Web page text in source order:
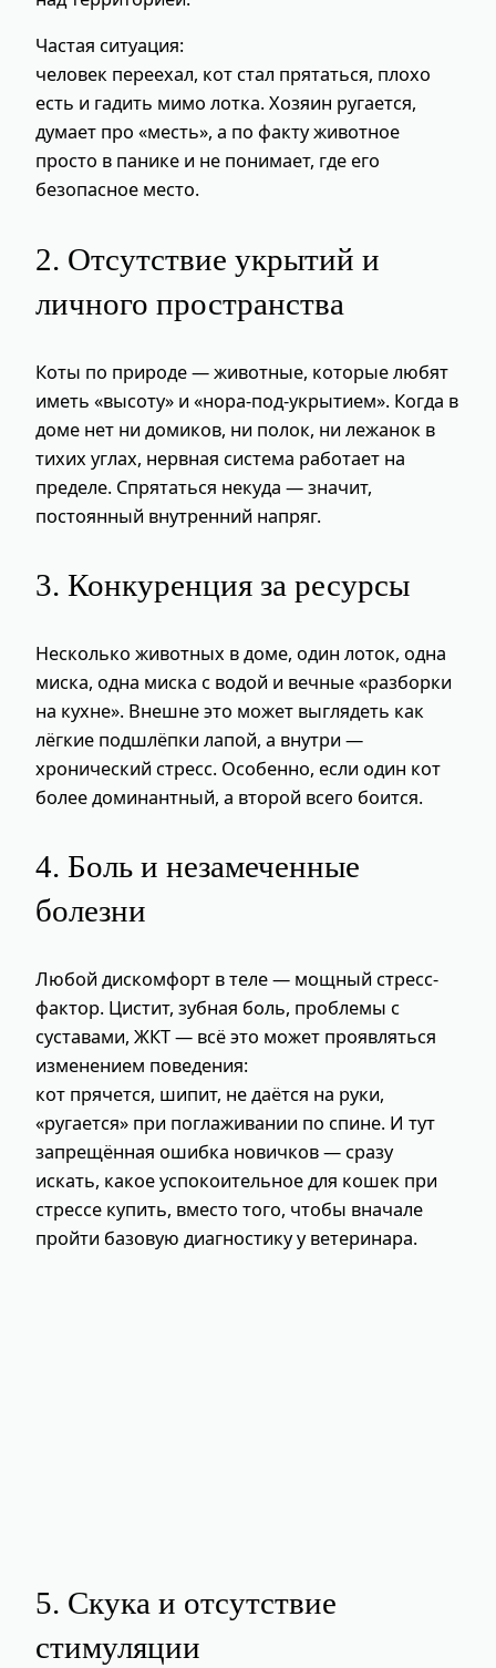
Частая ситуация:
человек переехал, кот стал прятаться, плохо
есть и гадить мимо лотка. Хозяин ругается,
думает про «месть», а по факту животное
просто в панике и не понимает, где его
безопасное место.
2. Отсутствие укрытий и
личного пространства
Коты по природе — животные, которые любят
иметь «высоту» и «нора-под-укрытием». Когда в
доме нет ни домиков, ни полок, ни лежанок в
тихих углах, нервная система работает на
пределе. Спрятаться некуда — значит,
постоянный внутренний напряг.
3. Конкуренция за ресурсы
Несколько животных в доме, один лоток, одна
миска, одна миска с водой и вечные «разборки
на кухне». Внешне это может выглядеть как
лёгкие подшлёпки лапой, а внутри —
хронический стресс. Особенно, если один кот
более доминантный, а второй всего боится.
4. Боль и незамеченные
болезни
Любой дискомфорт в теле — мощный стресс-
фактор. Цистит, зубная боль, проблемы с
суставами, ЖКТ — всё это может проявляться
изменением поведения:
кот прячется, шипит, не даётся на руки,
«ругается» при поглаживании по спине. И тут
запрещённая ошибка новичков — сразу
искать, какое успокоительное для кошек при
стрессе купить, вместо того, чтобы вначале
пройти базовую диагностику у ветеринара.
5. Скука и отсутствие
стимуляции